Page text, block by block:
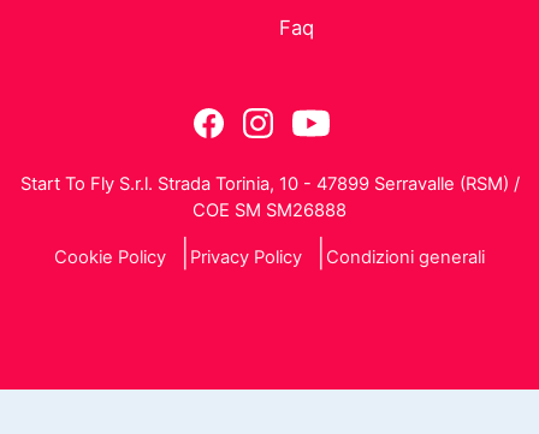
Faq
Start To Fly S.r.l. Strada Torinia, 10 - 47899 Serravalle (RSM) /
COE SM SM26888
Cookie Policy Privacy Policy Condizioni generali